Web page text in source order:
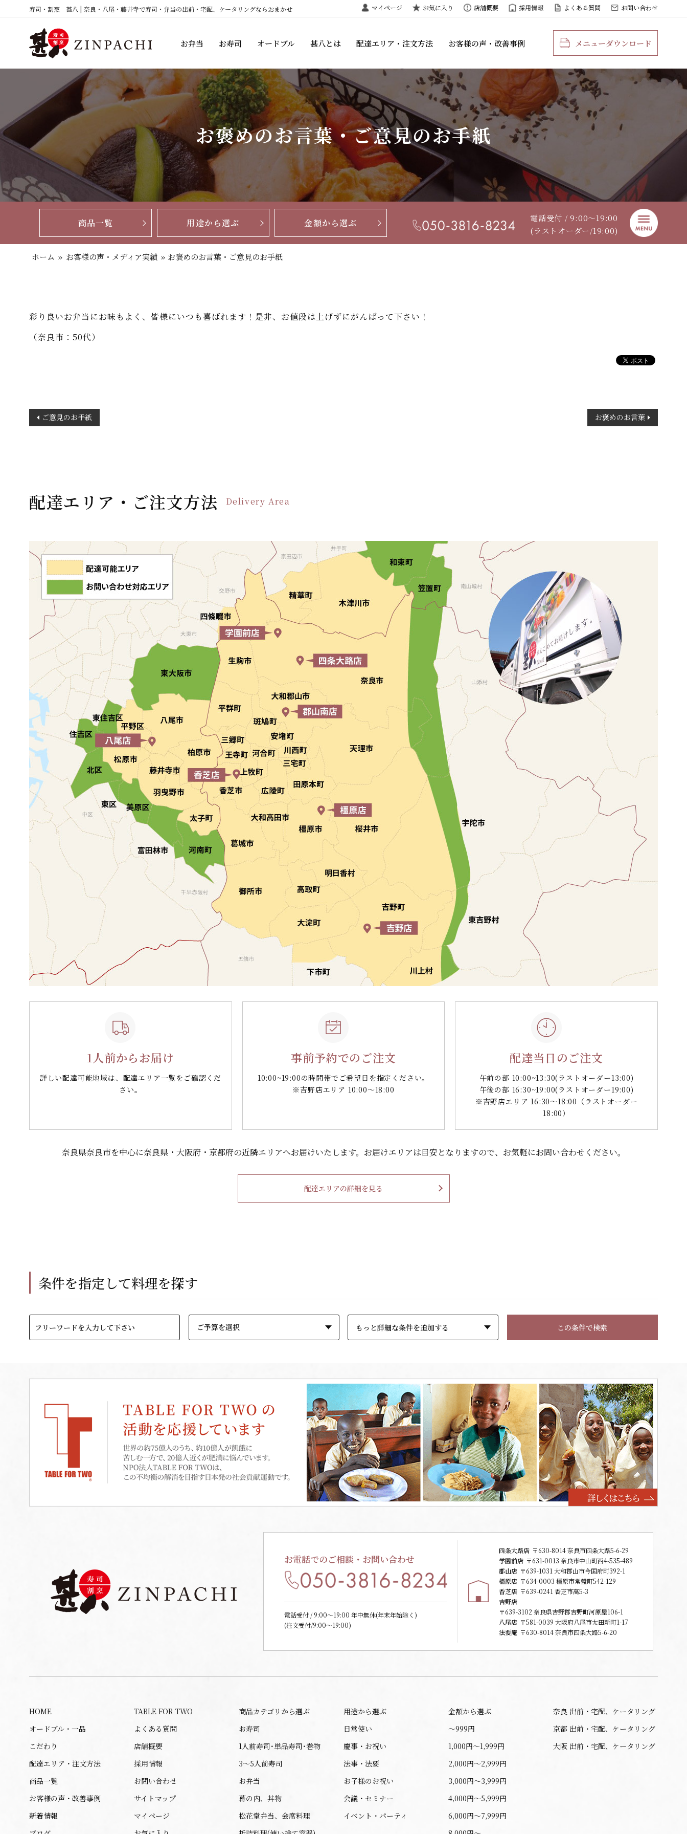
ン
プ
寿司・割烹 甚八 | 奈良・八尾・藤井寺で寿司・弁当の出前・宅配、ケータリングならおまかせ マイページ お気に入り 店舗概要 採用情報 よくある質問 お問い合わせ
お弁当 お寿司 オードブル 甚八とは 配達エリア・注文方法 お客様の声・改善事例 メニューダウンロード
お褒めのお言葉・ご意見のお手紙
商品一覧 用途から選ぶ 金額から選ぶ
電話受付 / 9:00〜19:00
(ラストオーダー/19:00)
ホーム » お客様の声・メディア実績 » お褒めのお言葉・ご意見のお手紙
彩り良いお弁当にお味もよく、皆様にいつも喜ばれます！是非、お値段は上げずにがんばって下さい！
（奈良市：50代）
稿
シ
ョ
ご意見のお手紙 お褒めのお言葉
配達エリア・ご注文方法 Delivery Area
1人前からお届け
詳しい配達可能地域は、配達エリア一覧をご確認くだ
さい。
事前予約でのご注文
10:00~19:00の時間帯で ご希望日を指定ください。
※吉野店エリア 10:00～18:00
配達当日のご注文
午前の部 10:00~13:30(ラストオーダー13:00)
午後の部 16:30~19:00(ラストオーダー19:00)
※吉野店エリア 16:30～18:00（ラストオーダー
18:00）
奈良県奈良市を中心に奈良県・大阪府・京都府の近隣エリアへお届けいたします。 お届けエリアは目安となりますので、 お気軽にお問い合わせください。
配達エリアの詳細を見る
条件を指定して料理を探す
もっと詳細な条件を追加する この条件で検索
お電話でのご相談・お問い合わせ
電話受付 / 9:00〜19:00 年中無休(年末年始除く)
(注文受付/9:00～19:00)
四条大路店 〒630-8014 奈良市四条大路5-6-29
学園前店 〒631-0013 奈良市中山町西4-535-489
郡山店 〒639-1031 大和郡山市今国府町392-1
橿原店 〒634-0003 橿原市常盤町542-129
香芝店 〒639-0241 香芝市高5-3
吉野店
〒639-3102 奈良県吉野郡吉野町河原屋106-1
八尾店 〒581-0039 大阪府八尾市太田新町1-17
法要庵 〒630-8014 奈良市四条大路5-6-20
HOME
オードブル・一品
こだわり
配達エリア・注文方法
商品一覧
お客様の声・改善事例
新着情報
TABLE FOR TWO
よくある質問
店舗概要
採用情報
お問い合わせ
サイトマップ
マイページ
商品カテゴリから選ぶ
お寿司
1人前寿司･単品寿司･巻物
3～5人前寿司
お弁当
幕の内、丼物
松花堂弁当、会席料理
用途から選ぶ
日常使い
慶事・お祝い
法事・法要
お子様のお祝い
会議・セミナー
イベント・パーティ
金額から選ぶ
〜999円
1,000円〜1,999円
2,000円〜2,999円
3,000円〜3,999円
4,000円〜5,999円
6,000円〜7,999円
奈良 出前・宅配、ケータリング
京都 出前・宅配、ケータリング
大阪 出前・宅配、ケータリング